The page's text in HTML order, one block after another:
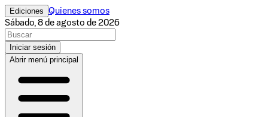
Ediciones Quienes somos
Sábado, 8 de agosto de 2026
Iniciar sesión
Abrir menú principal